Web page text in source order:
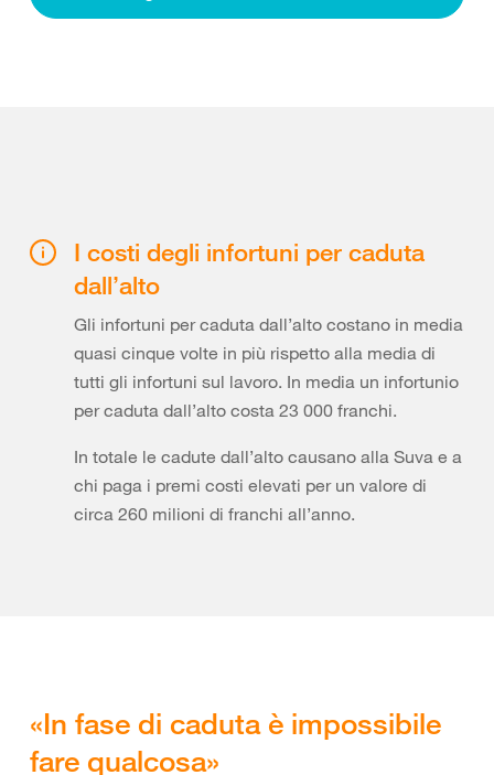
I costi degli infortuni per caduta
dall’alto
Gli infortuni per caduta dall’alto costano in media
quasi cinque volte in più rispetto alla media di
tutti gli infortuni sul lavoro. In media un infortunio
per caduta dall’alto costa 23 000 franchi.
In totale le cadute dall’alto causano alla Suva e a
chi paga i premi costi elevati per un valore di
circa 260 milioni di franchi all’anno.
«In fase di caduta è impossibile
fare qualcosa»